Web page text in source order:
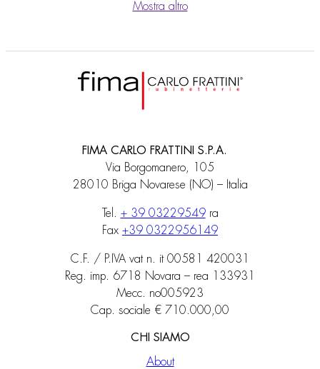
Mostra altro
FIMA CARLO FRATTINI S.P.A.
Via Borgomanero, 105
28010 Briga Novarese (NO) – Italia
Tel. + 39 03229549ra
Fax +39 0322956149
C.F. / P.IVA vat n. it 00581 420031
Reg. imp. 6718 Novara – rea 133931
Mecc. no005923
Cap. sociale € 710.000,00
CHI SIAMO
About